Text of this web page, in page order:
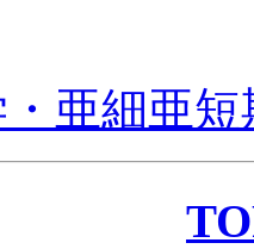
・亜細亜